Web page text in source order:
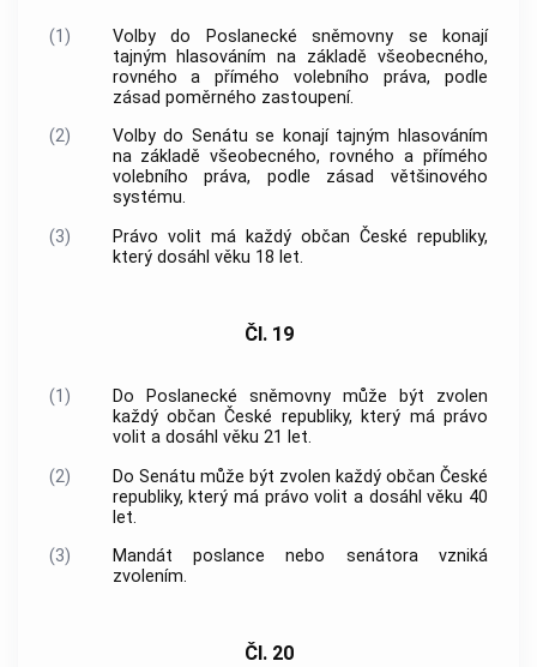
(1)
Volby do Poslanecké sněmovny se konají
tajným hlasováním na základě všeobecného,
rovného a přímého volebního práva, podle
zásad poměrného zastoupení.
(2)
Volby do Senátu se konají tajným hlasováním
na základě všeobecného, rovného a přímého
volebního práva, podle zásad většinového
systému.
(3)
Právo volit má každý občan České republiky,
který dosáhl věku 18 let.
Čl. 19
(1)
Do Poslanecké sněmovny může být zvolen
každý občan České republiky, který má právo
volit a dosáhl věku 21 let.
(2)
Do Senátu může být zvolen každý občan České
republiky, který má právo volit a dosáhl věku 40
let.
(3)
Mandát poslance nebo senátora vzniká
zvolením.
Čl. 20